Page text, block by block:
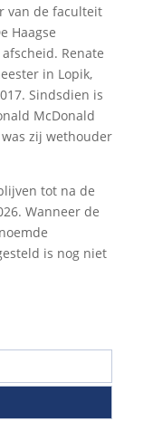
van de faculteit
Haagse
Renate
in Lopik,
Sindsdien is
McDonald
zij wethouder
tot na de
Wanneer de
is nog niet